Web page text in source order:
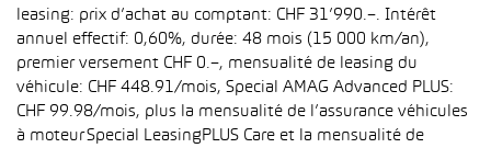
leasing: prix d’achat au comptant: CHF 31’990.–. Intérêt
annuel effectif: 0,60%, durée: 48 mois (15 000 km/an),
premier versement CHF 0.–, mensualité de leasing du
véhicule: CHF 448.91/mois, Special AMAG Advanced PLUS:
CHF 99.98/mois, plus la mensualité de l’assurance véhicules
à moteur Special LeasingPLUS Care et la mensualité de